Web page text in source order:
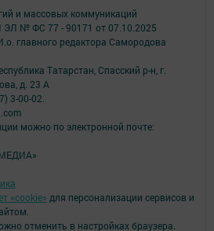
и массовых коммуникаций
ЭЛ № ФС 77 - 90171 от 07.10.2025
главного редактора Самородова
Татарстан, Спасский р-н, г.
д. 23 А
3-00-02.
можно по электронной почте:
«cookie» для персонализации сервисов и
отменить в настройках браузера.